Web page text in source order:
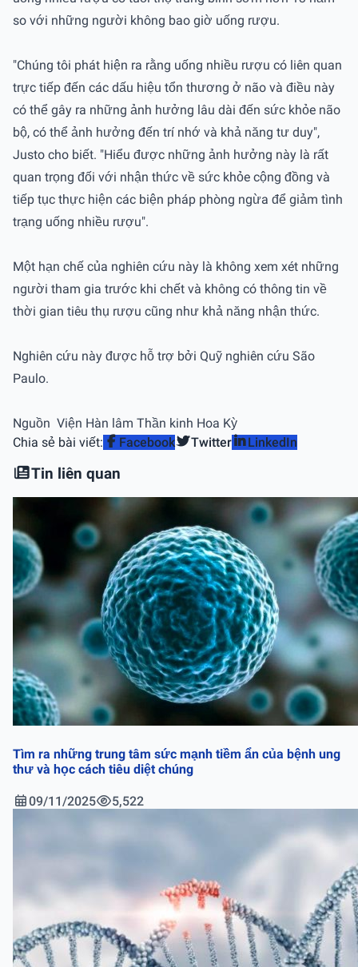
so với những người không bao giờ uống rượu.
"Chúng tôi phát hiện ra rằng uống nhiều rượu có liên quan
trực tiếp đến các dấu hiệu tổn thương ở não và điều này
có thể gây ra những ảnh hưởng lâu dài đến sức khỏe não
bộ, có thể ảnh hưởng đến trí nhớ và khả năng tư duy",
Justo cho biết. "Hiểu được những ảnh hưởng này là rất
quan trọng đối với nhận thức về sức khỏe cộng đồng và
tiếp tục thực hiện các biện pháp phòng ngừa để giảm tình
trạng uống nhiều rượu".
Một hạn chế của nghiên cứu này là không xem xét những
người tham gia trước khi chết và không có thông tin về
thời gian tiêu thụ rượu cũng như khả năng nhận thức.
Nghiên cứu này được hỗ trợ bởi Quỹ nghiên cứu São
Paulo.
Nguồn Viện Hàn lâm Thần kinh Hoa Kỳ
Chia sẻ bài viết:
Facebook Twitter LinkedIn
Tin liên quan
Tìm ra những trung tâm sức mạnh tiềm ẩn của bệnh ung
thư và học cách tiêu diệt chúng
09/11/2025 5,522